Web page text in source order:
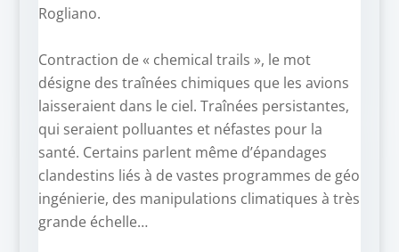
Rogliano.
Contraction de « chemical trails », le mot
désigne des traînées chimiques que les avions
laisseraient dans le ciel. Traînées persistantes,
qui seraient polluantes et néfastes pour la
santé. Certains parlent même d’épandages
clandestins liés à de vastes programmes de géo
ingénierie, des manipulations climatiques à très
grande échelle…